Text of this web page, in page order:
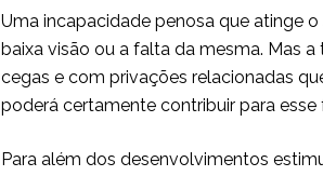
Uma incapacidade penosa que atinge
baixa visão ou a falta da mesma. Mas
cegas e com privações relacionadas
poderá certamente contribuir para esse
Para além dos desenvolvimentos